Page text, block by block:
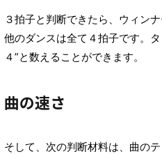
３拍子と判断できたら、ウィン
他のダンスは全て４拍子です。
４”と数えることができます。
曲の速さ
そして、次の判断材料は、曲の